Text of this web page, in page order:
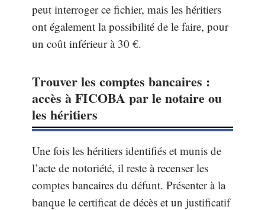
peut interroger ce fichier, mais les héritiers
ont également la possibilité de le faire, pour
un coût inférieur à 30 €.
Trouver les comptes bancaires :
accès à FICOBA par le notaire ou
les héritiers
Une fois les héritiers identifiés et munis de
l’acte de notoriété, il reste à recenser les
comptes bancaires du défunt. Présenter à la
banque le certificat de décès et un justificatif